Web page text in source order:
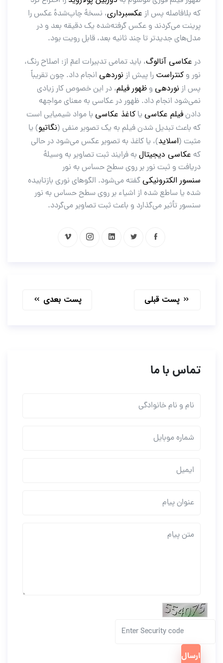
که بلافاصله پس از عکسبرداری، نسخهٔ چاپ‌شدهٔ عکس را
پرینت می‌کردند و عکس گرفته‌شده یک دقیقه بعد و در
مدل‌های جدیدتر تا چند ثانیه بعد، قابل رویت بود.
در عکاسی آنالوگ، باید تمامی تدبیرات اعمّ از: اصلاح رنگ،
نور و کنتراست را پیش از نوردهی انجام داد. چون تقریباً
پس از نوردهی و ظهور فیلم، در این خصوص کار زیادی
نمی‌شود انجام داد. ظهور در عکاسی به معنای مواجهه
دادن فیلم عکاسی یا کاغذ عکاسی با مواد شیمیایی است
که باعث تبدیل شدن فیلم به یک تصویر منفی (نگاتیو) یا
مثبت (اسلاید)، یا کاغذ به تصویر عکس می‌شود در حالی
که عکاسی دیجیتال به فرایند ثبت تصاویر به وسیلهٔ
دریافت و ثبت نور بر روی سطح حساس به نور
سنسور الکترونیکی گفته می‌شود. الگوهای نوری بازتابیده
شده یا ساطع شده از اشیاء بر روی سطح حساس به نور
سنسور تأثیر می‌گذارد و باعث ثبت تصاویر می‌گردد.
پست قبلی پست بعدی
تماس با ما
ارسال